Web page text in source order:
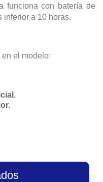
funciona con batería de
inferior a 10 horas.
el modelo: